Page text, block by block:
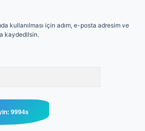
kullanılması için adım, e-posta adresim ve
kaydedilsin.